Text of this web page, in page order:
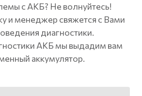
с АКБ? Не волнуйтесь!
и менеджер свяжется с Вами
диагностики.
АКБ мы выдадим вам
аккумулятор.